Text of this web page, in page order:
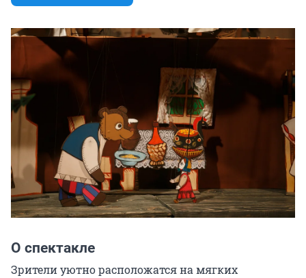
О спектакле
Зрители уютно расположатся на мягких